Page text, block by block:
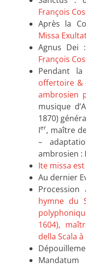
François
Après la
Missa
Agnus Dei
François
Pendant
offertoire &
ambrosien
musique
1870)
Ier, maître
–
ambrosien :
Ite missa est
Au dernier
hymne du
1604),
della Scala
Mandatum